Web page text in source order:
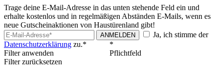
Trage deine E-Mail-Adresse in das unten stehende Feld ein und
erhalte kostenlos und in regelmäßigen Abständen E-Mails, wenn es
neue Gutscheinaktionen von Haustürenland gibt!
ANMELDEN
Ja, ich stimme der
Datenschutzerklärung zu.*
*
Pflichtfeld
Filter anwenden
Filter zurücksetzen